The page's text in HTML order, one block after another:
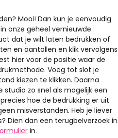
Mooi! Dan kun je eenvoudig
onze geheel vernieuwde
dat je wilt laten bedrukken of
en aantallen en klik vervolgens
hier voor de positie waar de
Voeg tot slot je
kiezen te klikken. Daarna
studio zo snel als mogelijk een
hoe de bedrukking er uit
misverstanden. Heb je liever
Dien dan een terugbelverzoek in
in.